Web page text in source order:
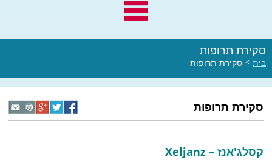
סקירת תרופות
בית > סקירת תרופות
סקירת תרופות
קסלג'אנז – Xeljanz